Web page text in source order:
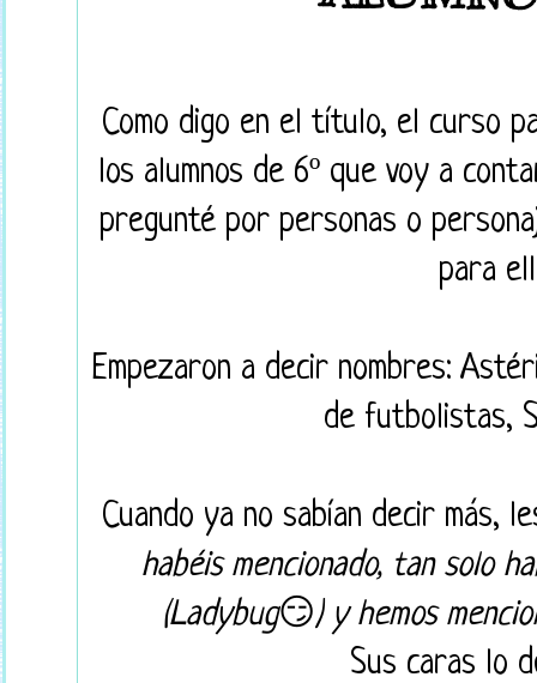
Como digo en el título, el curso
los alumnos de 6º que voy a
pregunté por personas o
para
Empezaron a decir nombres:
de futbolistas,
Cuando ya no sabían decir más,
habéis mencionado, tan solo
(Ladybug😏) y hemos
Sus caras lo